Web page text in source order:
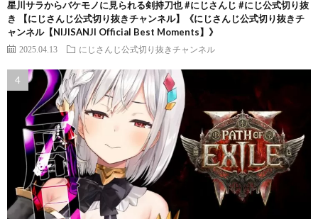
星川サラからバケモノに見られる剣持刀也 #にじさんじ #にじ公式切り抜
き 【にじさんじ公式切り抜きチャンネル】《にじさんじ公式切り抜きチ
ャンネル【NIJISANJI Official Best Moments】》
2025.04.13 にじさんじ公式切り抜きチャンネル